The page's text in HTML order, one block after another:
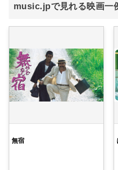
music.jpで見れる映画一
無宿